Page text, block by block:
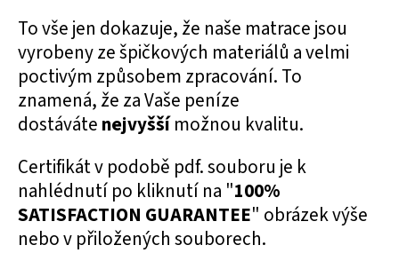
To vše jen dokazuje, že naše matrace jsou
vyrobeny ze špičkových materiálů a velmi
poctivým způsobem zpracování. To
znamená, že za Vaše peníze
dostáváte nejvyšší možnou kvalitu.
Certifikát v podobě pdf. souboru je k
nahlédnutí po kliknutí na "100%
SATISFACTION GUARANTEE" obrázek výše
nebo v přiložených souborech.